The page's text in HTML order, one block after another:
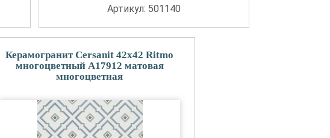
Артикул: 501140
Керамогранит Cersanit 42x42 Ritmo
многоцветный A17912 матовая
многоцветная